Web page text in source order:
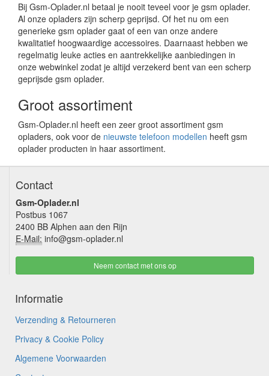
Bij Gsm-Oplader.nl betaal je nooit teveel voor je gsm oplader.
Al onze opladers zijn scherp geprijsd. Of het nu om een
generieke gsm oplader gaat of een van onze andere
kwalitatief hoogwaardige accessoires. Daarnaast hebben we
regelmatig leuke acties en aantrekkelijke aanbiedingen in
onze webwinkel zodat je altijd verzekerd bent van een scherp
geprijsde gsm oplader.
Groot assortiment
Gsm-Oplader.nl heeft een zeer groot assortiment gsm
opladers, ook voor de nieuwste telefoon modellen heeft gsm
oplader producten in haar assortiment.
Contact
Gsm-Oplader.nl
Postbus 1067
2400 BB Alphen aan den Rijn
E-Mail: info@gsm-oplader.nl
Neem contact met ons op
Informatie
Verzending & Retourneren
Privacy & Cookie Policy
Algemene Voorwaarden